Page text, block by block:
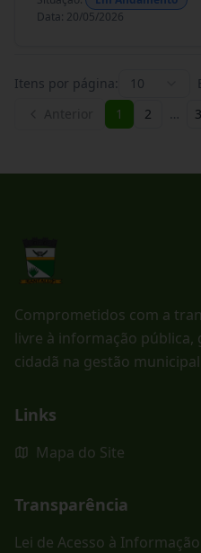
Data: 20/05/2026
Itens por página: 10
1 2 …
Comprometidos com a
livre à informação
cidadã na gestão
Links
Mapa do Site
Transparência
Lei de Acesso à Informação